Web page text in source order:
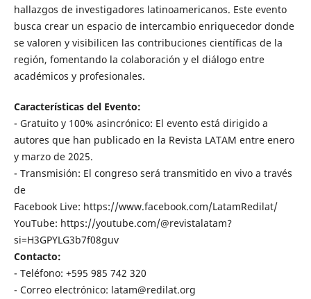
hallazgos de investigadores latinoamericanos. Este evento
busca crear un espacio de intercambio enriquecedor donde
se valoren y visibilicen las contribuciones científicas de la
región, fomentando la colaboración y el diálogo entre
académicos y profesionales.
Características del Evento:
- Gratuito y 100% asincrónico: El evento está dirigido a
autores que han publicado en la Revista LATAM entre enero
y marzo de 2025.
- Transmisión: El congreso será transmitido en vivo a través
de
Facebook Live: https://www.facebook.com/LatamRedilat/
YouTube: https://youtube.com/@revistalatam?
si=H3GPYLG3b7f08guv
Contacto:
- Teléfono: +595 985 742 320
- Correo electrónico: latam@redilat.org